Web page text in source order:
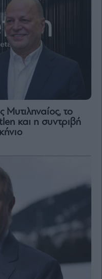
το
και η συντριβή